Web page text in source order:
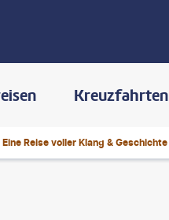
Kreuzfahrten
Reise voller Klang & Geschichte